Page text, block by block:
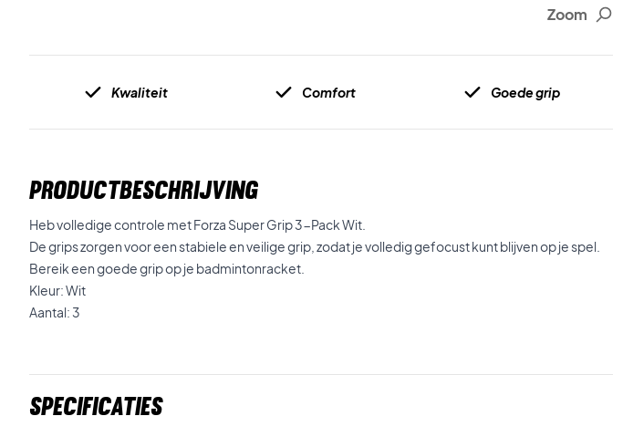
Zoom
Kwaliteit Comfort Goede grip
PRODUCTBESCHRIJVING
Heb volledige controle met Forza Super Grip 3-Pack Wit.
De grips zorgen voor een stabiele en veilige grip, zodat je volledig gefocust kunt blijven op je spel.
Bereik een goede grip op je badmintonracket.
Kleur: Wit
Aantal: 3
Specificaties